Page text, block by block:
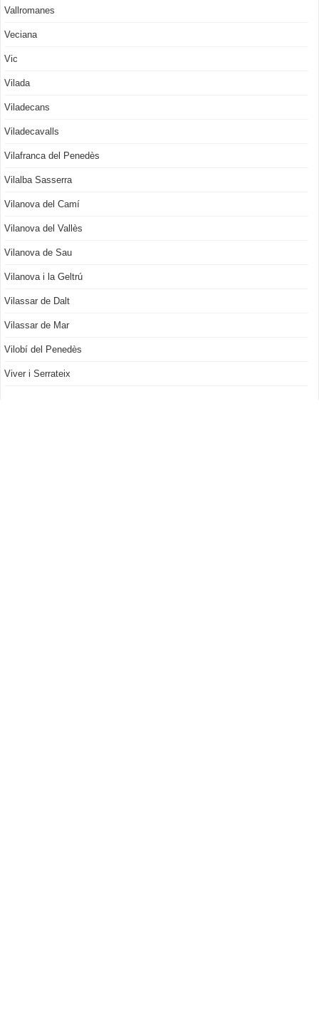
Vallromanes
Veciana
Vic
Vilada
Viladecans
Viladecavalls
Vilafranca del Penedès
Vilalba Sasserra
Vilanova del Camí
Vilanova del Vallès
Vilanova de Sau
Vilanova i la Geltrú
Vilassar de Dalt
Vilassar de Mar
Vilobí del Penedès
Viver i Serrateix